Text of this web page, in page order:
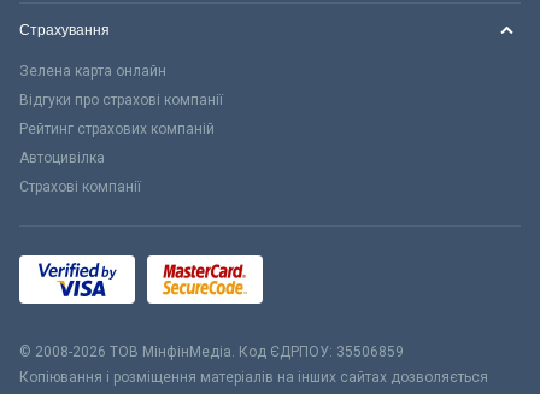
Страхування
Зелена карта онлайн
Відгуки про страхові компанії
Рейтинг страхових компаній
Автоцивілка
Страхові компанії
© 2008-2026 ТОВ МiнфiнМедiа. Код ЄДРПОУ: 35506859
Копіювання і розміщення матеріалів на інших сайтах дозволяється